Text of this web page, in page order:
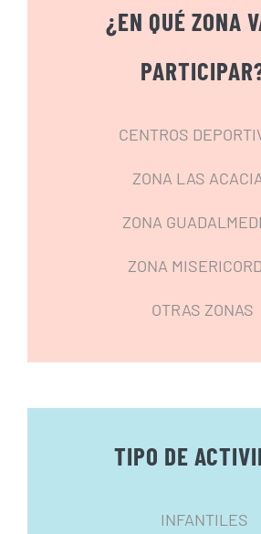
¿EN QUÉ ZONA
CENTROS
ZONA LAS
ZONA
ZONA
OTRAS ZONAS
TIPO DE
INFANTILES